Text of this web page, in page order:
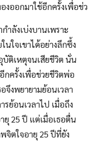
งออกมาใช้อีกครั้งเพื่อช่
ำลังเบ่งบานเพราะ
นใจเขาได้อย่างลึกซึ้ง
ติเหตุจนเสียชีวิต นั่น
กครั้งเพื่อช่วยชีวิตพ่อ
จึงพยายามย้อนเวลา
ย้อนเวลาไป เมื่อถึง
ยุ 25 ปี แต่เมื่อเธอตื่น
จิตใจอายุ 25 ปีที่ยัง